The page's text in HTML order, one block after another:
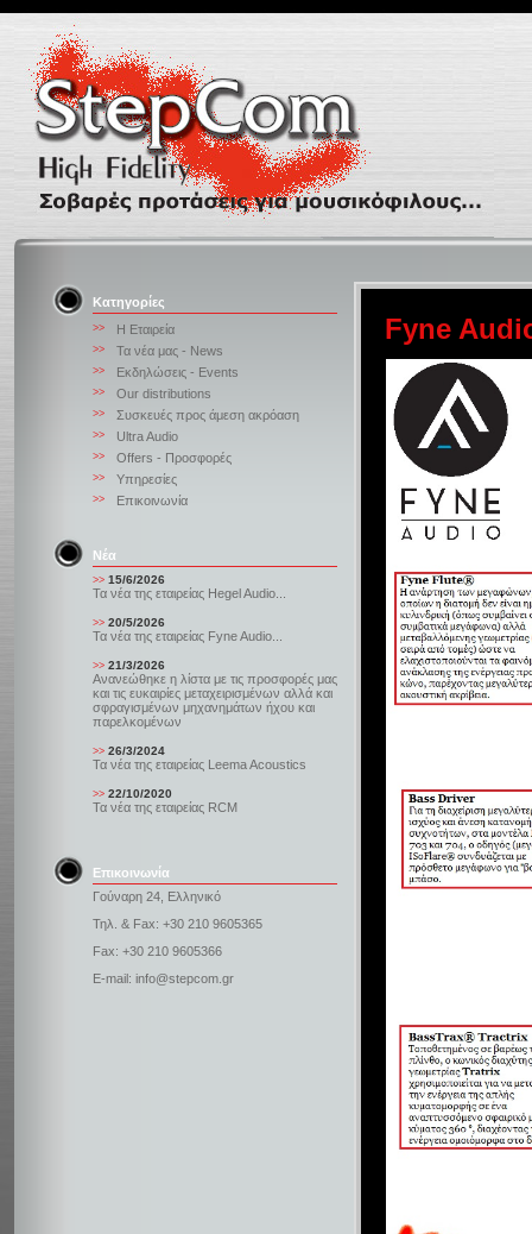
Κατηγορίες
>> Η Εταιρεία
>> Τα νέα μας - News
>> Εκδηλώσεις - Events
>> Our distributions
>> Συσκευές προς άμεση ακρόαση
>> Ultra Audio
>> Offers - Προσφορές
>> Υπηρεσίες
>> Επικοινωνία
Νέα
>> 15/6/2026
Τα νέα της εταιρείας Hegel Audio...
>> 20/5/2026
Τα νέα της εταιρείας Fyne Audio...
>> 21/3/2026
Ανανεώθηκε η λίστα με τις προσφορές μας
και τις ευκαιρίες μεταχειρισμένων αλλά και
σφραγισμένων μηχανημάτων ήχου και
παρελκομένων
>> 26/3/2024
Τα νέα της εταιρείας Leema Acoustics
>> 22/10/2020
Τα νέα της εταιρείας RCM
Επικοινωνία
Γούναρη 24, Ελληνικό
Τηλ. & Fax: +30 210 9605365
Fax: +30 210 9605366
E-mail: info@stepcom.gr
Fyne